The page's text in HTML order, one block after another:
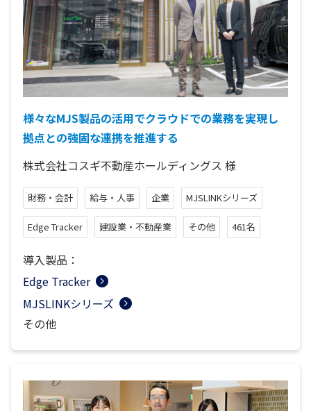
様々なMJS製品の活用でクラウドでの業務を実現し
拠点との強固な連携を推進する
株式会社コスギ不動産ホールディングス 様
財務・会計 給与・人事 企業 MJSLINKシリーズ
Edge Tracker 建設業・不動産業 その他 461名
導入製品：
Edge Tracker
MJSLINKシリーズ
その他